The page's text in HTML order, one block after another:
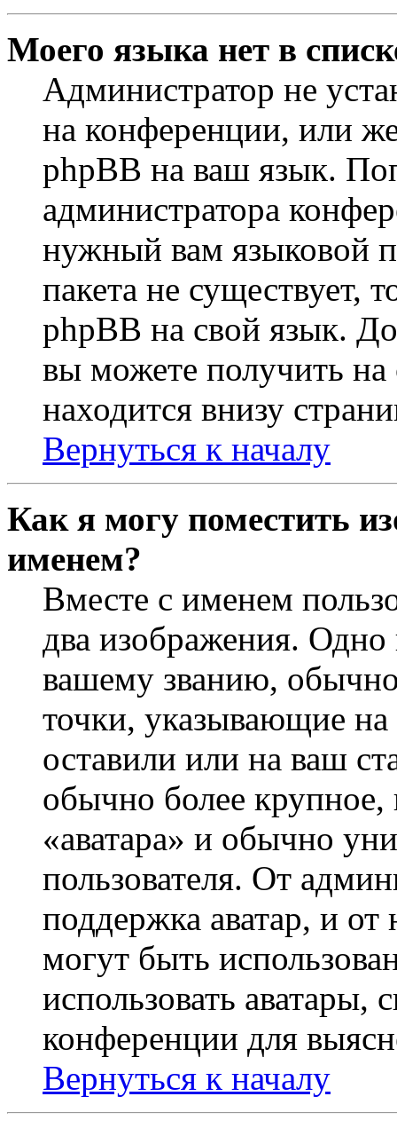
Моего языка нет в
Администратор не
на конференции, или
phpBB на ваш язык.
администратора
нужный вам языковой
пакета не существует,
phpBB на свой язык.
вы можете получить на
находится внизу
Вернуться к началу
Как я могу поместить
именем?
Вместе с именем
два изображения.
вашему званию, обычно
точки, указывающие
оставили или на ваш
обычно более крупное,
«аватара» и обычно
пользователя. От
поддержка аватар, и от
могут быть
использовать аватары,
конференции для
Вернуться к началу